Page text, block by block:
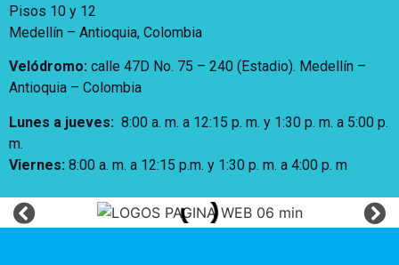
Pisos 10 y 12
Medellín – Antioquia, Colombia
Velódromo: calle 47D No. 75 – 240 (Estadio). Medellín –
Antioquia – Colombia
Lunes a jueves: 8:00 a. m. a 12:15 p. m. y 1:30 p. m. a 5:00 p.
m.
Viernes: 8:00 a. m. a 12:15 p.m. y 1:30 p. m. a 4:00 p. m